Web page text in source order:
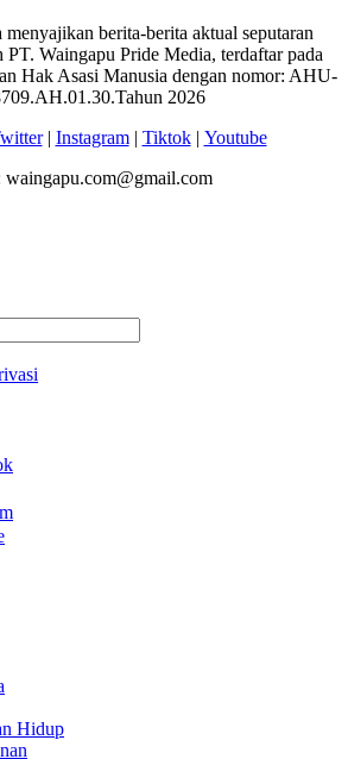
berita-berita aktual seputaran
Waingapu Pride Media, terdaftar pada
Hak Asasi Manusia dengan nomor: AHU-
2026
| Instagram| Tiktok| Youtube
waingapu.com@gmail.com
Hidup